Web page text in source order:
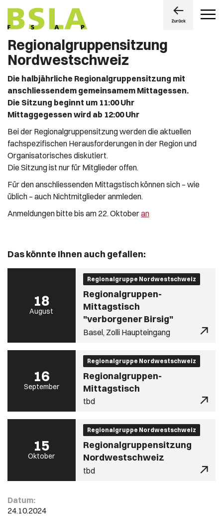
Zurück
Regionalgruppensitzung
Nordwestschweiz
Die halbjährliche Regionalgruppensitzung mit
anschliessendem gemeinsamem Mittagessen.
Die Sitzung beginnt um 11:00 Uhr
Mittaggegessen wird ab 12:00 Uhr
Bei der Regionalgruppensitzung werden die aktuellen
fachspezifischen Herausforderungen in der Region und
Organisatorisches diskutiert.
Die Sitzung ist nur für Mitglieder offen.
Für den anschliessenden Mittagstisch können sich – wie
üblich – auch Nichtmitglieder anmleden.
Anmeldungen bitte bis am 22. Oktoberan
Das könnte Ihnen auch gefallen:
18
August
Regionalgruppe Nordwestschweiz
Regionalgruppen-
Mittagstisch
"verborgener Birsig"
Basel, Zolli Haupteingang
16
September
Regionalgruppe Nordwestschweiz
Regionalgruppen-
Mittagstisch
tbd
15
Oktober
Regionalgruppe Nordwestschweiz
Regionalgruppensitzung
Nordwestschweiz
tbd
Datum:
24.10.2024